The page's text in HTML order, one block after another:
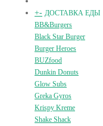
+- ДОСТАВКА ЕДЫ
BB&Burgers
Black Star Burger
Burger Heroes
BUZfood
Dunkin Donuts
Glow Subs
Greka Gyros
Krispy Kreme
Shake Shack